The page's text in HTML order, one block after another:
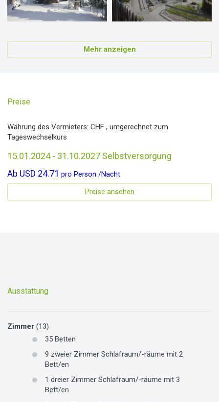
Mehr anzeigen
Preise
Währung des Vermieters: CHF , umgerechnet zum
Tageswechselkurs
15.01.2024 - 31.10.2027 Selbstversorgung
Ab USD 24.71 pro Person /Nacht
Preise ansehen
Ausstattung
Zimmer (13)
35 Betten
9 zweier Zimmer Schlafraum/-räume mit 2
Bett/en
1 dreier Zimmer Schlafraum/-räume mit 3
Bett/en